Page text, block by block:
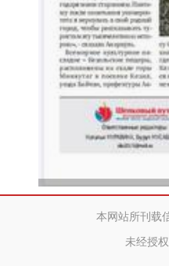
本网站所刊载
未经授